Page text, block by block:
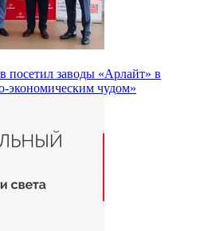
посетил заводы «Арлайт» в
экономическим чудом»